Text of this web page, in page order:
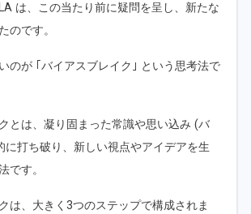
は、この当たり前に疑問を呈し、新たな
のです。
のが ｢バイアスブレイク｣ という思考法で
とは、凝り固まった常識や思い込み (バ
に打ち破り、新しい視点やアイデアを生
です。
は、大きく3つのステップで構成されま